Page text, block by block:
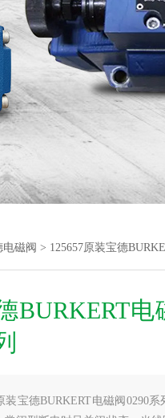
磁阀 > 125657原装宝德
BURKERT
装宝德BURKERT电磁阀0290